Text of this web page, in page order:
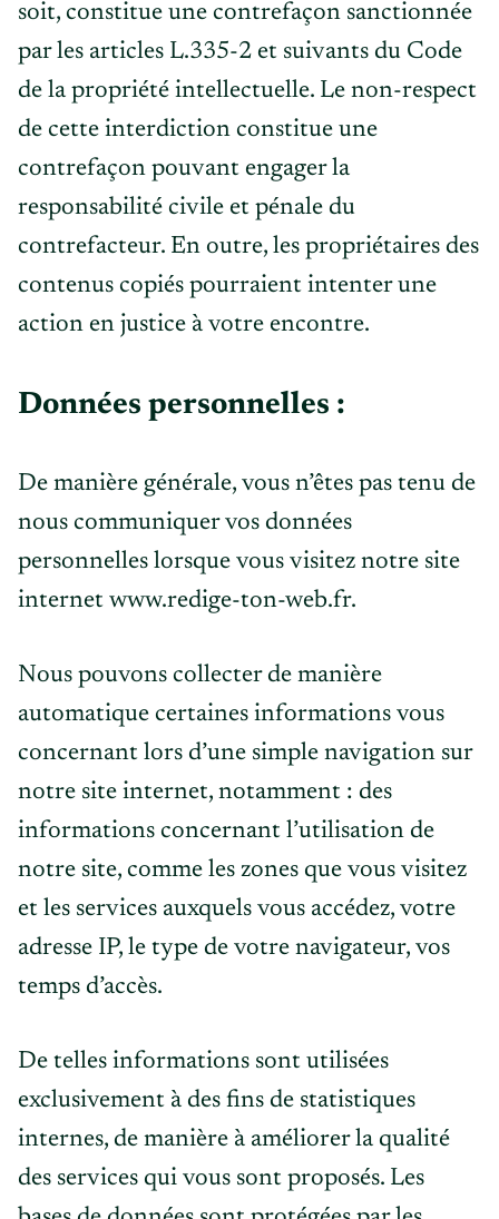
soit, constitue une contrefaçon sanctionnée
par les articles L.335-2 et suivants du Code
de la propriété intellectuelle. Le non-respect
de cette interdiction constitue une
contrefaçon pouvant engager la
responsabilité civile et pénale du
contrefacteur. En outre, les propriétaires des
contenus copiés pourraient intenter une
action en justice à votre encontre.
Données personnelles :
De manière générale, vous n’êtes pas tenu de
nous communiquer vos données
personnelles lorsque vous visitez notre site
internet www.redige-ton-web.fr.
Nous pouvons collecter de manière
automatique certaines informations vous
concernant lors d’une simple navigation sur
notre site internet, notamment : des
informations concernant l’utilisation de
notre site, comme les zones que vous visitez
et les services auxquels vous accédez, votre
adresse IP, le type de votre navigateur, vos
temps d’accès.
De telles informations sont utilisées
exclusivement à des fins de statistiques
internes, de manière à améliorer la qualité
des services qui vous sont proposés. Les